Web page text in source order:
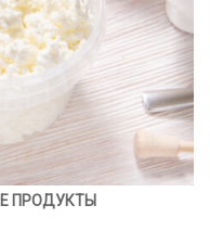
ПРОДУКТЫ